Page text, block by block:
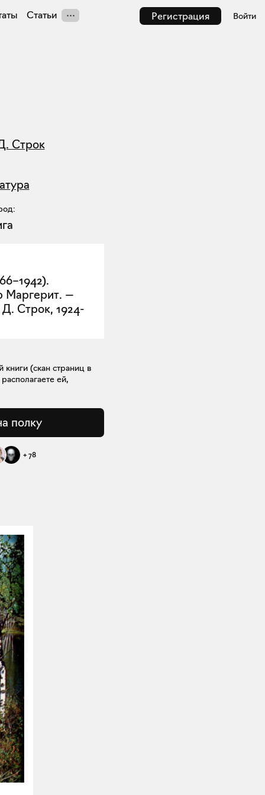
Регистрация Войти
Статьи
Строк
Маргерит. —
Строк, 1924-
(скан страниц в
ей,
полку
+ 78